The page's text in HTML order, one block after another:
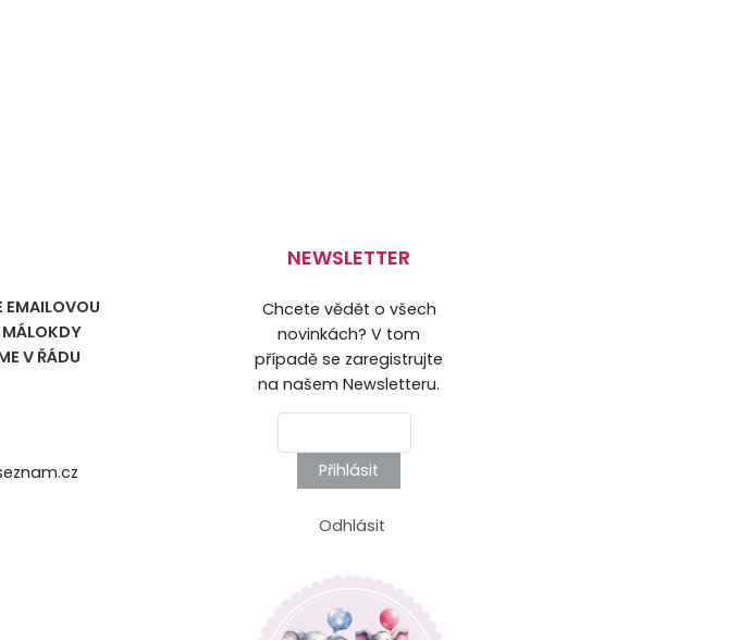
EMAILOVOU
V ŘÁDU
NEWSLETTER
Chcete vědět o všech
novinkách? V tom
případě se zaregistrujte
na našem Newsletteru.
Přihlásit
Odhlásit